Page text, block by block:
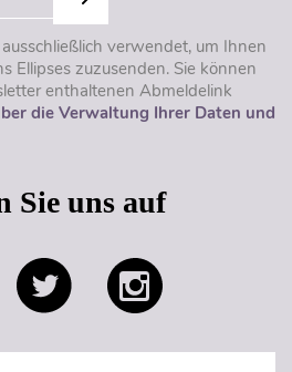
verwendet, um Ihnen
Ellipses zuzusenden. Sie können
enthaltenen Abmeldelink
die Verwaltung Ihrer Daten und
Sie uns auf